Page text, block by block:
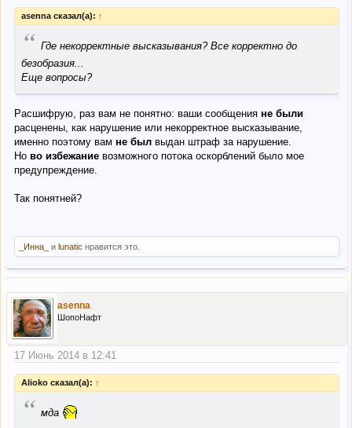
asenna сказал(а): ↑
“ Где некорректные высказывания? Все корректно до
безобразия...
Еще вопросы?
Расшифрую, раз вам не понятно: ваши сообщения не были
расценены, как нарушение или некорректное высказывание,
именно поэтому вам не был выдан штраф за нарушение.
Но во избежание возможного потока оскорблений было мое
предупреждение.
Так понятней?
_Инна_ и lunatic нравится это.
asenna
ШопоНафт
17 Июнь 2014 в 12:41
Alioko сказал(а): ↑
“ мда